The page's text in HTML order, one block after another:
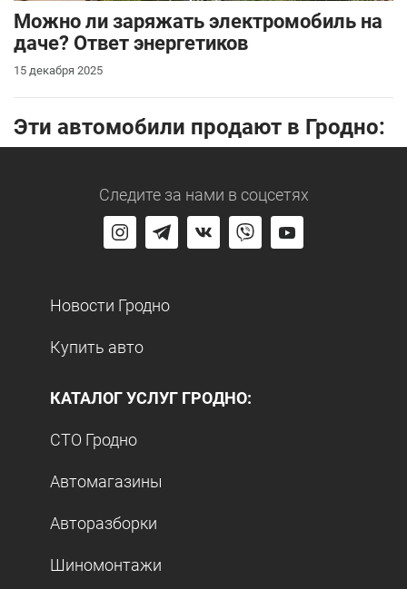
Можно ли заряжать электромобиль на
даче? Ответ энергетиков
15 декабря 2025
Эти автомобили продают в Гродно:
Следите за нами в соцсетях
Новости Гродно
Купить авто
КАТАЛОГ УСЛУГ ГРОДНО:
СТО Гродно
Автомагазины
Авторазборки
Шиномонтажи